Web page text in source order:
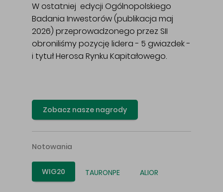
W ostatniej edycji Ogólnopolskiego
Badania Inwestorów (publikacja maj
2026) przeprowadzonego przez SII
obroniliśmy pozycję lidera - 5 gwiazdek -
i tytuł Herosa Rynku Kapitałowego.
Zobacz nasze nagrody
Notowania
WIG20 TAURONPE ALIOR